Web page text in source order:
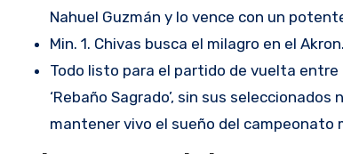
Nahuel Guzmán y lo vence con un
Min. 1. Chivas busca el milagro en el
Todo listo para el partido de vuelta entre
‘Rebaño Sagrado’, sin sus
mantener vivo el sueño del campeonato